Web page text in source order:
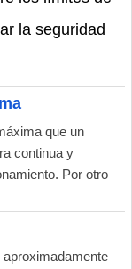
la seguridad
que un
continua y
Por otro